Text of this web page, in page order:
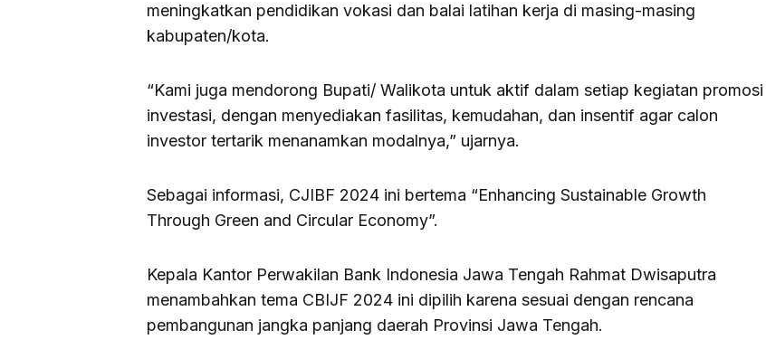
meningkatkan pendidikan vokasi dan balai latihan kerja di masing-masing
kabupaten/kota.
“Kami juga mendorong Bupati/ Walikota untuk aktif dalam setiap kegiatan promosi
investasi, dengan menyediakan fasilitas, kemudahan, dan insentif agar calon
investor tertarik menanamkan modalnya,” ujarnya.
Sebagai informasi, CJIBF 2024 ini bertema “Enhancing Sustainable Growth
Through Green and Circular Economy”.
Kepala Kantor Perwakilan Bank Indonesia Jawa Tengah Rahmat Dwisaputra
menambahkan tema CBIJF 2024 ini dipilih karena sesuai dengan rencana
pembangunan jangka panjang daerah Provinsi Jawa Tengah.